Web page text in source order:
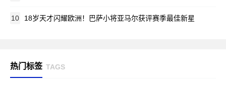
10 18岁天才闪耀欧洲！巴萨小将亚马尔获评赛季最佳新星
热门标签 TAGS